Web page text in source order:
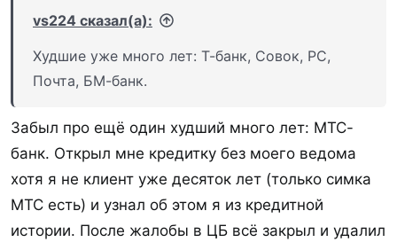
vs224 сказал(а):
Худшие уже много лет: Т-банк, Совок, РС,
Почта, БМ-банк.
Забыл про ещё один худший много лет: МТС-
банк. Открыл мне кредитку без моего ведома
хотя я не клиент уже десяток лет (только симка
МТС есть) и узнал об этом я из кредитной
истории. После жалобы в ЦБ всё закрыл и удалил